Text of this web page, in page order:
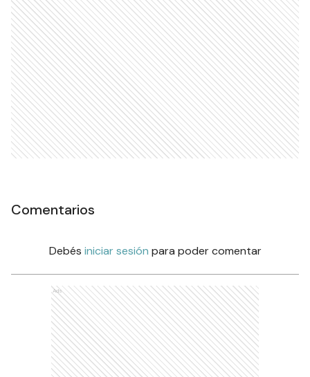
Comentarios
Debés iniciar sesión para poder comentar
Ads